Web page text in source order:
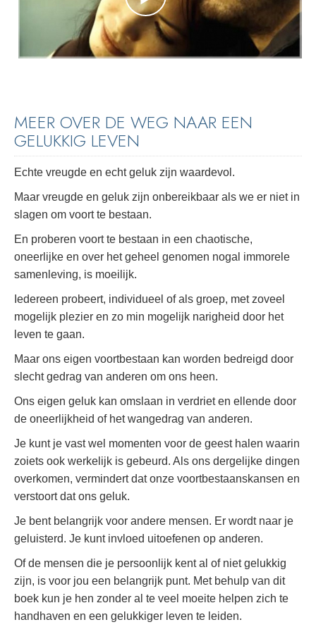
MEER OVER DE WEG NAAR EEN
GELUKKIG LEVEN
Echte vreugde en echt geluk zijn waardevol.
Maar vreugde en geluk zijn onbereikbaar als we er niet in
slagen om voort te bestaan.
En proberen voort te bestaan in een chaotische,
oneerlijke en over het geheel genomen nogal immorele
samenleving, is moeilijk.
Iedereen probeert, individueel of als groep, met zoveel
mogelijk plezier en zo min mogelijk narigheid door het
leven te gaan.
Maar ons eigen voortbestaan kan worden bedreigd door
slecht gedrag van anderen om ons heen.
Ons eigen geluk kan omslaan in verdriet en ellende door
de oneerlijkheid of het wangedrag van anderen.
Je kunt je vast wel momenten voor de geest halen waarin
zoiets ook werkelijk is gebeurd. Als ons dergelijke dingen
overkomen, vermindert dat onze voortbestaanskansen en
verstoort dat ons geluk.
Je bent belangrijk voor andere mensen. Er wordt naar je
geluisterd. Je kunt invloed uitoefenen op anderen.
Of de mensen die je persoonlijk kent al of niet gelukkig
zijn, is voor jou een belangrijk punt. Met behulp van dit
boek kun je hen zonder al te veel moeite helpen zich te
handhaven en een gelukkiger leven te leiden.